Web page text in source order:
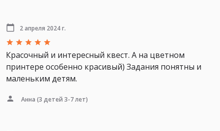
2 апреля 2024 г.
Красочный и интересный квест. А на цветном
принтере особенно красивый) Задания понятны и
маленьким детям.
Анна (3 детей 3-7 лет)